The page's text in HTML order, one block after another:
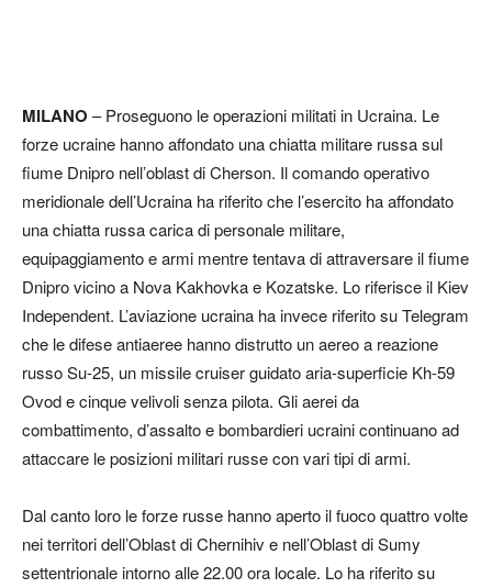
MILANO – Proseguono le operazioni militati in Ucraina. Le
forze ucraine hanno affondato una chiatta militare russa sul
fiume Dnipro nell’oblast di Cherson. Il comando operativo
meridionale dell’Ucraina ha riferito che l’esercito ha affondato
una chiatta russa carica di personale militare,
equipaggiamento e armi mentre tentava di attraversare il fiume
Dnipro vicino a Nova Kakhovka e Kozatske. Lo riferisce il Kiev
Independent. L’aviazione ucraina ha invece riferito su Telegram
che le difese antiaeree hanno distrutto un aereo a reazione
russo Su-25, un missile cruiser guidato aria-superficie Kh-59
Ovod e cinque velivoli senza pilota. Gli aerei da
combattimento, d’assalto e bombardieri ucraini continuano ad
attaccare le posizioni militari russe con vari tipi di armi.
Dal canto loro le forze russe hanno aperto il fuoco quattro volte
nei territori dell’Oblast di Chernihiv e nell’Oblast di Sumy
settentrionale intorno alle 22.00 ora locale. Lo ha riferito su